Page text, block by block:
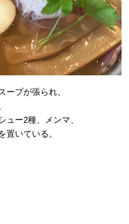
ープが張られ、
ュー2種、メンマ、
置いている。